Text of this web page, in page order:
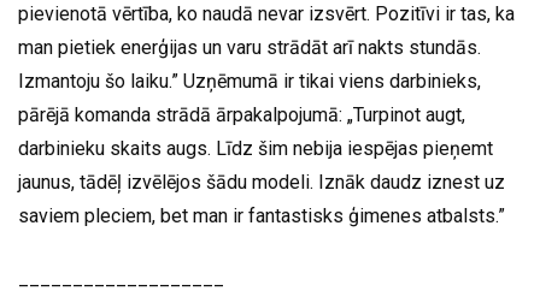
pievienotā vērtība, ko naudā nevar izsvērt. Pozitīvi ir tas, ka
man pietiek enerģijas un varu strādāt arī nakts stundās.
Izmantoju šo laiku.” Uzņēmumā ir tikai viens darbinieks,
pārējā komanda strādā ārpakalpojumā: „Turpinot augt,
darbinieku skaits augs. Līdz šim nebija iespējas pieņemt
jaunus, tādēļ izvēlējos šādu modeli. Iznāk daudz iznest uz
saviem pleciem, bet man ir fantastisks ģimenes atbalsts.”